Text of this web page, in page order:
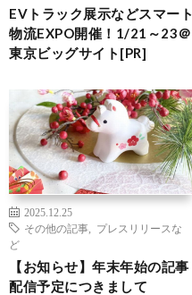
EVトラック展示などスマート
物流EXPO開催！1/21～23＠
東京ビッグサイト[PR]
2025.12.25
その他の記事
プレスリリースな
ど
【お知らせ】年末年始の記事
配信予定につきまして